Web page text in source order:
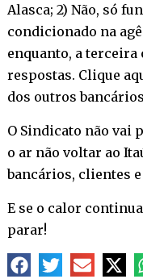
Alasca; 2) Não, só
condicionado na
enquanto, a terceira
respostas. Clique
dos outros
O Sindicato não vai
o ar não voltar ao
bancários, clientes
E se o calor
parar!